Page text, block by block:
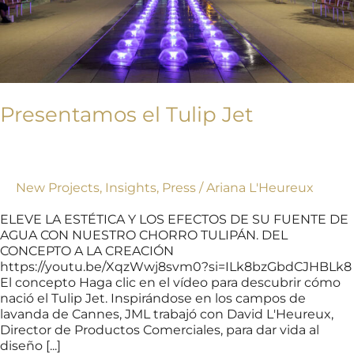
Presentamos el Tulip Jet
New Projects, Insights, Press /Ariana L'Heureux
ELEVE LA ESTÉTICA Y LOS EFECTOS DE SU FUENTE DE
AGUA CON NUESTRO CHORRO TULIPÁN. DEL
CONCEPTO A LA CREACIÓN
https://youtu.be/XqzWwj8svm0?si=ILk8bzGbdCJHBLk8
El concepto Haga clic en el vídeo para descubrir cómo
nació el Tulip Jet. Inspirándose en los campos de
lavanda de Cannes, JML trabajó con David L'Heureux,
Director de Productos Comerciales, para dar vida al
diseño [...]